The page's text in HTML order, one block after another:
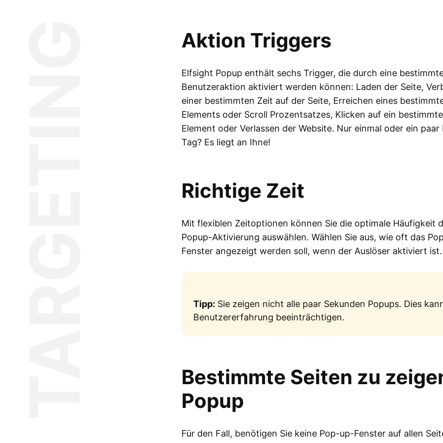
Aktion Triggers
Elfsight Popup enthält sechs Trigger, die durch eine
Benutzeraktion aktiviert werden können: Laden der Seite,
einer bestimmten Zeit auf der Seite, Erreichen eines
Elements oder Scroll Prozentsatzes, Klicken auf ein
Element oder Verlassen der Website. Nur einmal oder ein paar
Tag? Es liegt an Ihne!
Richtige Zeit
Mit flexiblen Zeitoptionen können Sie die optimale Häufigkeit
Popup-Aktivierung auswählen. Wählen Sie aus, wie oft das
Fenster angezeigt werden soll, wenn der Auslöser aktiviert ist.
Tipp: Sie zeigen nicht alle paar Sekunden Popups. Dies
Benutzererfahrung beeinträchtigen.
Bestimmte Seiten zu
Popup
Für den Fall, benötigen Sie keine Pop-up-Fenster auf allen